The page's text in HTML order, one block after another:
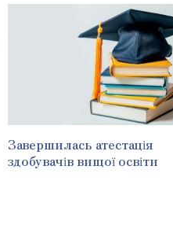
Завершилась атестація
здобувачів вищої освіти